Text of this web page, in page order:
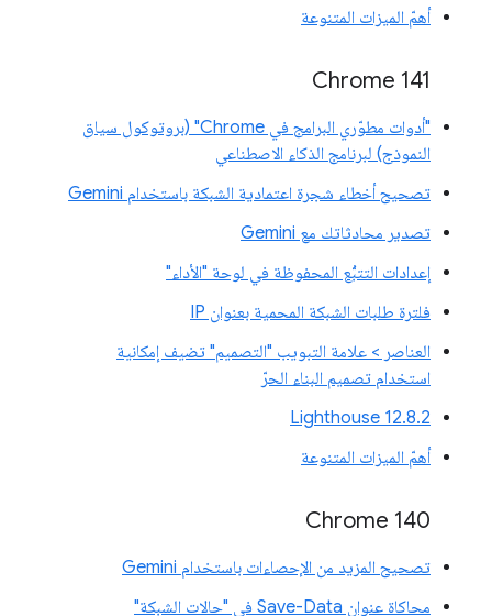
أهمّ الميزات المتنوعة
‫Chrome 141
"أدوات مطوّري البرامج في Chrome" (بروتوكول سياق
النموذج) لبرنامج الذكاء الاصطناعي
تصحيح أخطاء شجرة اعتمادية الشبكة باستخدام Gemini
تصدير محادثاتك مع Gemini
إعدادات التتبُّع المحفوظة في لوحة "الأداء"
فلترة طلبات الشبكة المحمية بعنوان IP
العناصر > علامة التبويب "التصميم" تضيف إمكانية
استخدام تصميم البناء الحرّ
‫Lighthouse 12.8.2
أهمّ الميزات المتنوعة
Chrome 140
تصحيح المزيد من الإحصاءات باستخدام Gemini
محاكاة عنوان Save-Data في "حالات الشبكة"